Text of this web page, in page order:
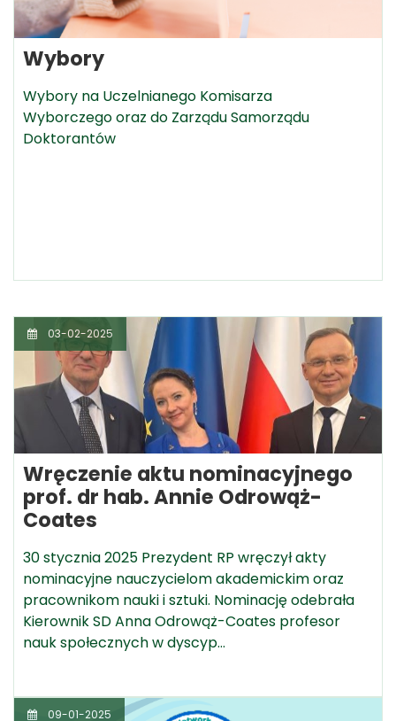
Wybory
Wybory na Uczelnianego Komisarza
Wyborczego oraz do Zarządu Samorządu
Doktorantów
03-02-2025
Wręczenie aktu nominacyjnego
prof. dr hab. Annie Odrowąż-
Coates
30 stycznia 2025 Prezydent RP wręczył akty
nominacyjne nauczycielom akademickim oraz
pracownikom nauki i sztuki. Nominację odebrała
Kierownik SD Anna Odrowąż-Coates profesor
nauk społecznych w dyscyp…
09-01-2025